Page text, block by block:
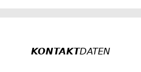
KONTAKTDATEN